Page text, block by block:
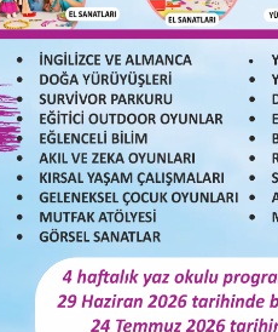
Grup cÌ§alısÌ§ması